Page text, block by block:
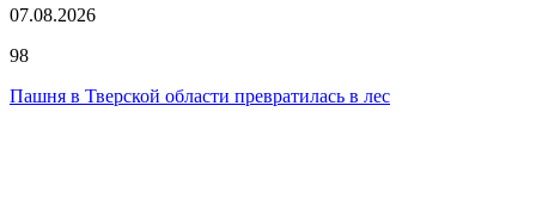
07.08.2026
98
Пашня в Тверской области превратилась в лес